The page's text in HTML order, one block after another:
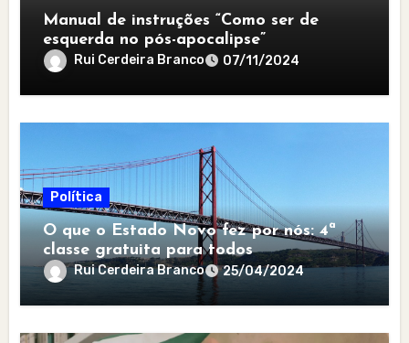
Manual de instruções “Como ser de
esquerda no pós-apocalipse”
Rui Cerdeira Branco 07/11/2024
Política
O que o Estado Novo fez por nós: 4ª
classe gratuita para todos
Rui Cerdeira Branco 25/04/2024